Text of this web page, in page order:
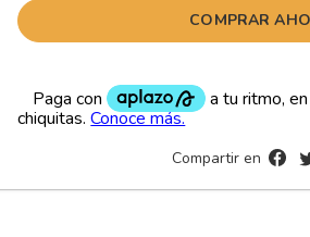
COMPRAR
Compartir en